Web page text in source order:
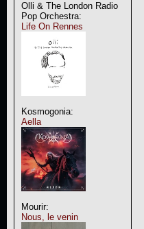
Olli & The London Radio
Pop Orchestra:
Life On Rennes
Kosmogonia:
Aella
Mourir:
Nous, le venin